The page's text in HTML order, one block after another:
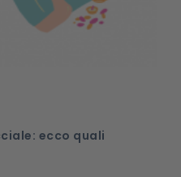
ecco quali